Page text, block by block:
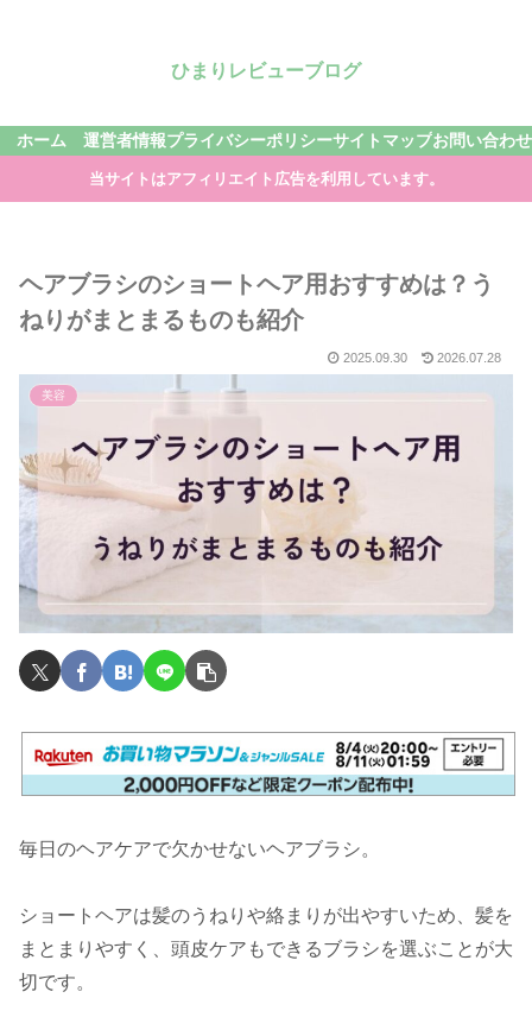
ひまりレビューブログ
ホーム 運営者情報プライバシーポリシーサイトマップお問い合わせ
当サイトはアフィリエイト広告を利用しています。
ヘアブラシのショートヘア用おすすめは？う
ねりがまとまるものも紹介
2025.09.30 2026.07.28
美容
毎日のヘアケアで欠かせないヘアブラシ。
ショートヘアは髪のうねりや絡まりが出やすいため、髪を
まとまりやすく、頭皮ケアもできるブラシを選ぶことが大
切です。